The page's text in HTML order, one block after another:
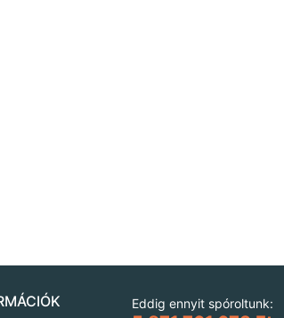
Eddig ennyit spóroltunk: